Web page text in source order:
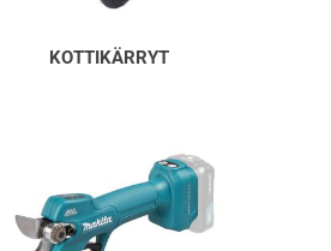
KOTTIKÄRRYT